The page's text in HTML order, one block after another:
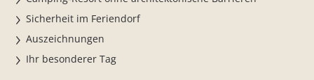
Sicherheit im Feriendorf
Auszeichnungen
Ihr besonderer Tag